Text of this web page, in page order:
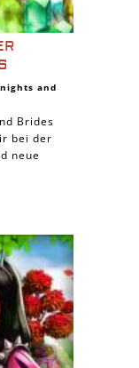
and
Brides
bei der
neue